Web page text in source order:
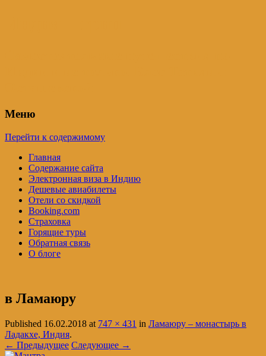
Меню
Перейти к содержимому
Главная
Содержание сайта
Электронная виза в Индию
Дешевые авиабилеты
Отели со скидкой
Booking.com
Страховка
Горящие туры
Обратная связь
О блоге
в Ламаюру
Published 16.02.2018 at 747 × 431 in Ламаюру – монастырь в
Ладакхе, Индия.
← Предыдущее Следующее →